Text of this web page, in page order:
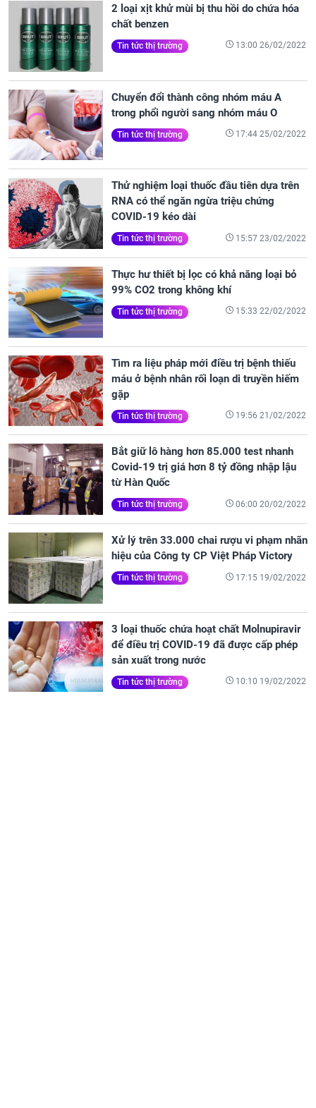
2 loại xịt khử mùi bị thu hồi do chứa hóa
chất benzen
Tin tức thị trường 13:00 26/02/2022
Chuyển đổi thành công nhóm máu A
trong phổi người sang nhóm máu O
Tin tức thị trường 17:44 25/02/2022
Thử nghiệm loại thuốc đầu tiên dựa trên
RNA có thể ngăn ngừa triệu chứng
COVID-19 kéo dài
Tin tức thị trường 15:57 23/02/2022
Thực hư thiết bị lọc có khả năng loại bỏ
99% CO2 trong không khí
Tin tức thị trường 15:33 22/02/2022
Tìm ra liệu pháp mới điều trị bệnh thiếu
máu ở bệnh nhân rối loạn di truyền hiếm
gặp
Tin tức thị trường 19:56 21/02/2022
Bắt giữ lô hàng hơn 85.000 test nhanh
Covid-19 trị giá hơn 8 tỷ đồng nhập lậu
từ Hàn Quốc
Tin tức thị trường 06:00 20/02/2022
Xử lý trên 33.000 chai rượu vi phạm nhãn
hiệu của Công ty CP Việt Pháp Victory
Tin tức thị trường 17:15 19/02/2022
3 loại thuốc chứa hoạt chất Molnupiravir
để điều trị COVID-19 đã được cấp phép
sản xuất trong nước
Tin tức thị trường 10:10 19/02/2022